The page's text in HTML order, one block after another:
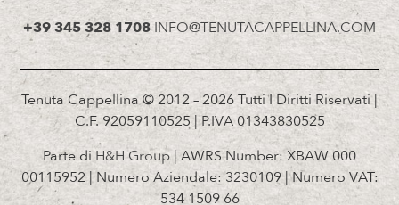
+39 345 328 1708 INFO@TENUTACAPPELLINA.COM
Tenuta Cappellina © 2012 – 2026 Tutti I Diritti Riservati |
C.F. 92059110525 | P.IVA 01343830525
Parte diH&H Group| AWRS Number: XBAW 000
00115952 | Numero Aziendale: 3230109 | Numero VAT:
534 1509 66